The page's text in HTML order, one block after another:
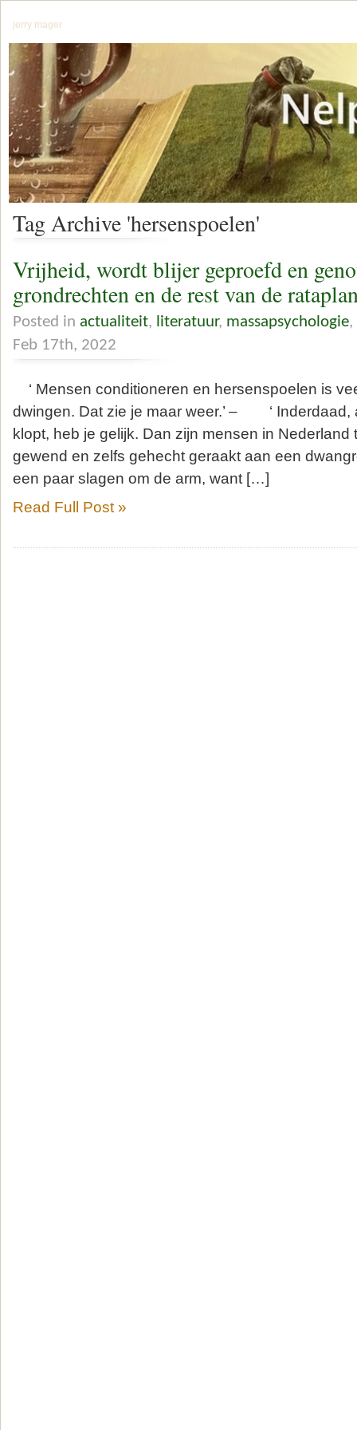
jerry mager
Tag Archive 'hersenspoelen'
Vrijheid, wordt blijer geproefd en
grondrechten en de rest van de
Posted in actualiteit, literatuur, massapsychologie,
Feb 17th, 2022
‘ Mensen conditioneren en hersenspoelen is
dwingen. Dat zie je maar weer.’ – ‘ Inderdaad,
klopt, heb je gelijk. Dan zijn mensen in Nederland
gewend en zelfs gehecht geraakt aan een
een paar slagen om de arm, want […]
Read Full Post »